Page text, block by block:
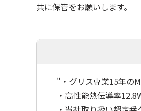
共に保管をお願いします。
"・グリス専業15年の
・高性能熱伝導率